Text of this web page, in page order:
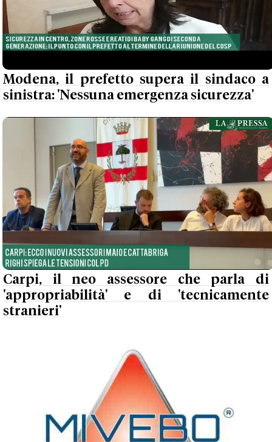
Modena, il prefetto supera il sindaco a
sinistra: 'Nessuna emergenza sicurezza'
Carpi, il neo assessore che parla di
'appropriabilità' e di 'tecnicamente
stranieri'